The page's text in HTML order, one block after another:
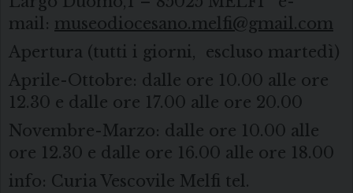
mail: museodiocesano.melfi@gmail.com
Apertura (tutti i giorni, escluso martedì)
Aprile-Ottobre: dalle ore 10.00 alle ore
12.30 e dalle ore 17.00 alle ore 20.00
Novembre-Marzo: dalle ore 10.00 alle
ore 12.30 e dalle ore 16.00 alle ore 18.00
info: Curia Vescovile Melfi tel.